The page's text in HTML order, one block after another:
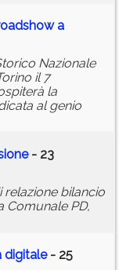
a
Nazionale
il 7
la
al genio
- 23
relazione bilancio
Comunale PD,
digitale- 25